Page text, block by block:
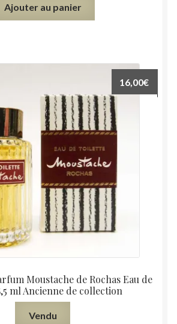
Ajouter au panier
Moustache de Rochas Eau de
ml Ancienne de collection
16,00€
Vendu